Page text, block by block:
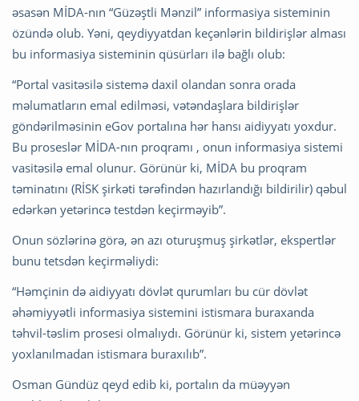
əsasən MİDA-nın “Güzəştli Mənzil” informasiya sisteminin
özündə olub. Yəni, qeydiyyatdan keçənlərin bildirişlər alması
bu informasiya sisteminin qüsürları ilə bağlı olub:
“Portal vasitəsilə sistemə daxil olandan sonra orada
məlumatların emal edilməsi, vətəndaşlara bildirişlər
göndərilməsinin eGov portalına hər hansı aidiyyatı yoxdur.
Bu proseslər MİDA-nın proqramı , onun informasiya sistemi
vasitəsilə emal olunur. Görünür ki, MİDA bu proqram
təminatını (RİSK şirkəti tərəfindən hazırlandığı bildirilir) qəbul
edərkən yetərincə testdən keçirməyib”.
Onun sözlərinə görə, ən azı oturuşmuş şirkətlər, ekspertlər
bunu tetsdən keçirməliydi:
“Həmçinin də aidiyyatı dövlət qurumları bu cür dövlət
əhəmiyyətli informasiya sistemini istismara buraxanda
təhvil-təslim prosesi olmalıydı. Görünür ki, sistem yetərincə
yoxlanılmadan istismara buraxılıb”.
Osman Gündüz qeyd edib ki, portalın da müəyyən